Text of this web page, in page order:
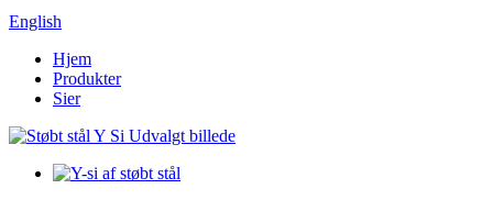
English
Hjem
Produkter
Sier